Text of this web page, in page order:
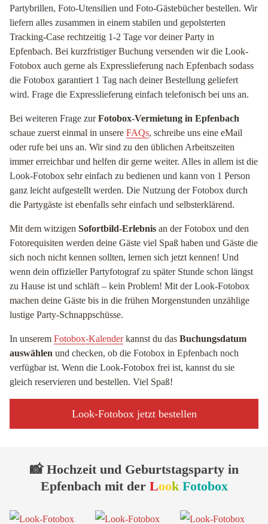
Partybrillen, Foto-Utensilien und Foto-Gästebücher bestellen. Wir
liefern alles zusammen in einem stabilen und gepolsterten
Tracking-Case rechtzeitig 1-2 Tage vor deiner Party in
Epfenbach. Bei kurzfristiger Buchung versenden wir die Look-
Fotobox auch gerne als Expresslieferung nach Epfenbach sodass
die Fotobox garantiert 1 Tag nach deiner Bestellung geliefert
wird. Frage die Expresslieferung einfach telefonisch bei uns an.
Bei weiteren Frage zurFotobox-Vermietung in Epfenbach
schaue zuerst einmal in unsere FAQs, schreibe uns eine eMail
oder rufe bei uns an. Wir sind zu den üblichen Arbeitszeiten
immer erreichbar und helfen dir gerne weiter. Alles in allem ist die
Look-Fotobox sehr einfach zu bedienen und kann von 1 Person
ganz leicht aufgestellt werden. Die Nutzung der Fotobox durch
die Partygäste ist ebenfalls sehr einfach und selbsterklärend.
Mit dem witzigen Sofortbild-Erlebnis an der Fotobox und den
Fotorequisiten werden deine Gäste viel Spaß haben und Gäste die
sich noch nicht kennen sollten, lernen sich jetzt kennen! Und
wenn dein offizieller Partyfotograf zu später Stunde schon längst
zu Hause ist und schläft – kein Problem! Mit der Look-Fotobox
machen deine Gäste bis in die frühen Morgenstunden unzählige
lustige Party-Schnappschüsse.
In unserem Fotobox-Kalenderkannst du das Buchungsdatum
auswählen und checken, ob die Fotobox in Epfenbach noch
verfügbar ist. Wenn die Look-Fotobox frei ist, kannst du sie
gleich reservieren und bestellen. Viel Spaß!
Look-Fotobox jetzt bestellen
📸 Hochzeit und Geburtstagsparty in
Epfenbach mit der Look Fotobox